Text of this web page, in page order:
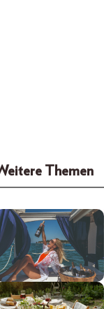
Themen